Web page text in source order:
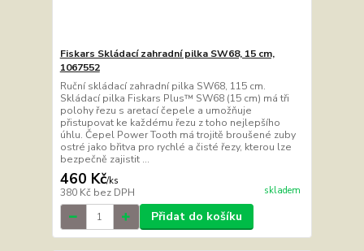
Fiskars Skládací zahradní pilka SW68, 15 cm,
1067552
Ruční skládací zahradní pilka SW68, 115 cm.
Skládací pilka Fiskars Plus™ SW68 (15 cm) má tři
polohy řezu s aretací čepele a umožňuje
přistupovat ke každému řezu z toho nejlepšího
úhlu. Čepel Power Tooth má trojitě broušené zuby
ostré jako břitva pro rychlé a čisté řezy, kterou lze
bezpečně zajistit ...
460 Kč/ks
380 Kč bez DPH skladem
Přidat do košíku